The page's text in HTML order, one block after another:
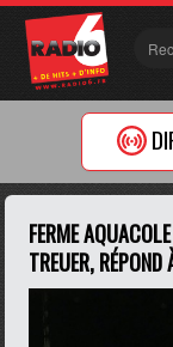
FERME
TREUER,